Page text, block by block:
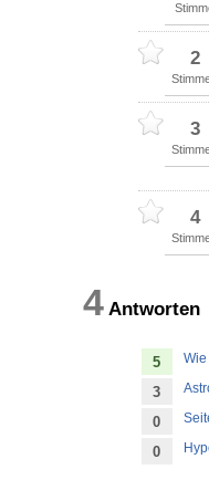
2
3
4
4
5
3
0
0